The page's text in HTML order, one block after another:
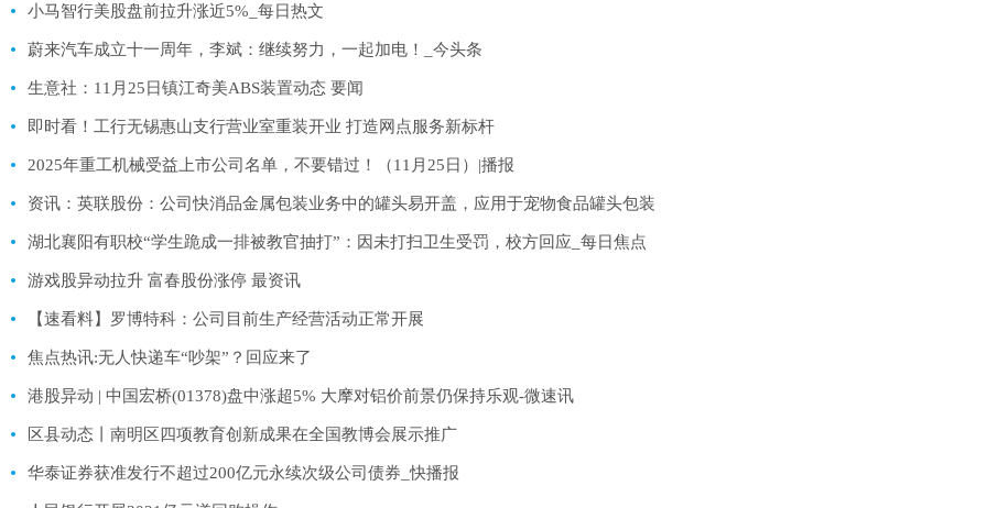
小马智行美股盘前拉升涨近5%_每日热文
蔚来汽车成立十一周年，李斌：继续努力，一起加电！_今头条
生意社：11月25日镇江奇美ABS装置动态 要闻
即时看！工行无锡惠山支行营业室重装开业 打造网点服务新标杆
2025年重工机械受益上市公司名单，不要错过！（11月25日）|播报
资讯：英联股份：公司快消品金属包装业务中的罐头易开盖，应用于宠物食品罐头包装
湖北襄阳有职校“学生跪成一排被教官抽打”：因未打扫卫生受罚，校方回应_每日焦点
游戏股异动拉升 富春股份涨停 最资讯
【速看料】罗博特科：公司目前生产经营活动正常开展
焦点热讯:无人快递车“吵架”？回应来了
港股异动 | 中国宏桥(01378)盘中涨超5% 大摩对铝价前景仍保持乐观-微速讯
区县动态丨南明区四项教育创新成果在全国教博会展示推广
华泰证券获准发行不超过200亿元永续次级公司债券_快播报